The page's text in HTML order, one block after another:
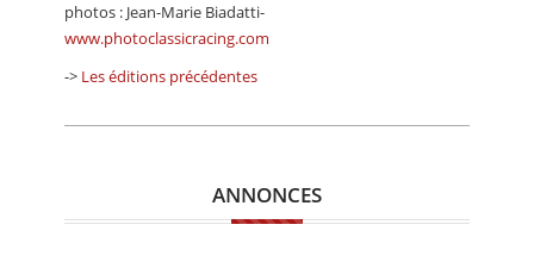
photos : Jean-Marie Biadatti-
www.photoclassicracing.com
-> Les éditions précédentes
ANNONCES